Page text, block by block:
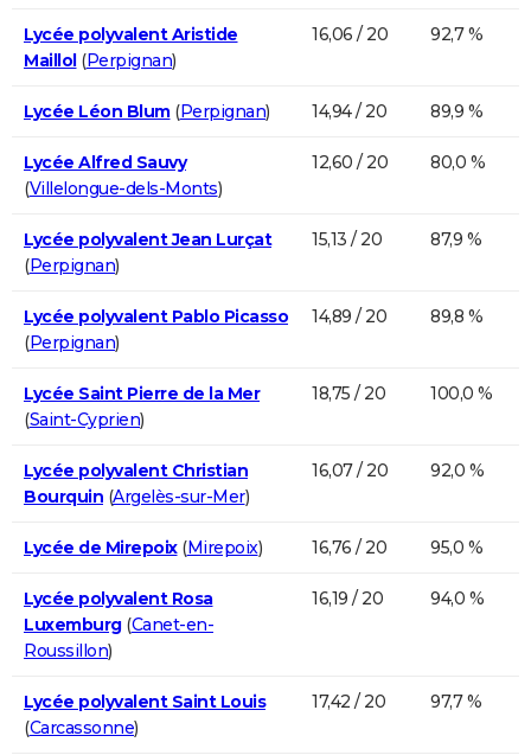
Lycée polyvalent Aristide
Maillol(Perpignan)
16,06 / 20 92,7 %
Lycée Léon Blum(Perpignan) 14,94 / 20 89,9 %
Lycée Alfred Sauvy
(Villelongue-dels-Monts)
12,60 / 20 80,0 %
Lycée polyvalent Jean Lurçat
(Perpignan)
15,13 / 20 87,9 %
Lycée polyvalent Pablo Picasso
(Perpignan)
14,89 / 20 89,8 %
Lycée Saint Pierre de la Mer
(Saint-Cyprien)
18,75 / 20 100,0 %
Lycée polyvalent Christian
Bourquin (Argelès-sur-Mer)
16,07 / 20 92,0 %
Lycée de Mirepoix(Mirepoix) 16,76 / 20 95,0 %
Lycée polyvalent Rosa
Luxemburg(Canet-en-
Roussillon)
16,19 / 20 94,0 %
Lycée polyvalent Saint Louis
(Carcassonne)
17,42 / 20 97,7 %